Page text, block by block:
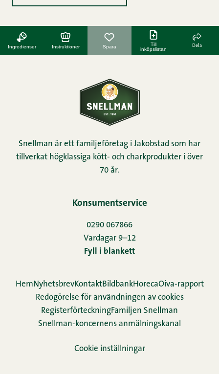
Ingredienser Instruktioner Spara
Till
inköpslistan
Dela
Snellman är ett familjeföretag i Jakobstad som har
tillverkat högklassiga kött- och charkprodukter i över
70 år.
Konsumentservice
0290 067866
Vardagar 9–12
Fyll i blankett
HemNyhetsbrevKontaktBildbankHorecaOiva-rapport
Redogörelse för användningen av cookies
Re­gis­ter­för­teck­ningFamiljen Snellman
Snellman-koncernens anmälningskanal
Cookie inställningar